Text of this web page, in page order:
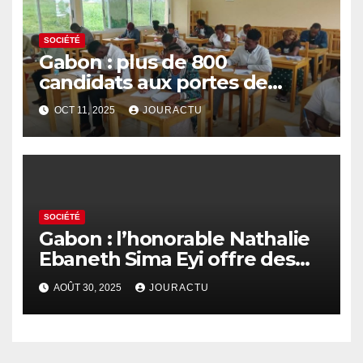
SOCIÉTÉ
Gabon : plus de 800
candidats aux portes de
l’Ecole nationale de
développement rural d’Oyem
OCT 11, 2025 JOURACTU
SOCIÉTÉ
Gabon : l’honorable Nathalie
Ebaneth Sima Eyi offre des
ordinateurs aux détenus de
la prison d’Oyem
AOÛT 30, 2025 JOURACTU